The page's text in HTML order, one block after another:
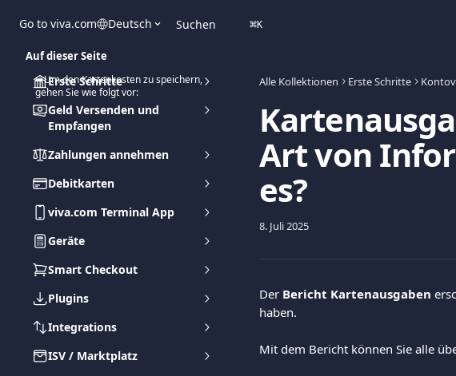
Go to viva.com Deutsch Suchen ⌘K
Erste Schritte
Geld Versenden und
Empfangen
Zahlungen annehmen
Debitkarten
viva.com Terminal App
Geräte
Smart Checkout
Plugins
Integrations
ISV / Marktplatz
Alle Kollektionen Erste Schritte
Art von
es?
8. Juli 2025
Der Bericht Kartenausgaben
haben.
Mit dem Bericht können Sie alle
Auf dieser Seite
➡️Um den Kartenkosten zu speichern,
gehen Sie wie folgt vor: